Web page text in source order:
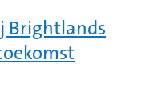
Brightlands